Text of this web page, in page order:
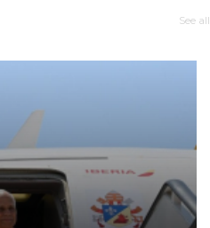
See all